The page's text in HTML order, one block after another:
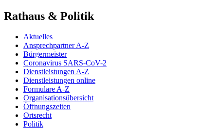
Rathaus & Politik
Aktuelles
Ansprechpartner A-Z
Bürgermeister
Coronavirus SARS-CoV-2
Dienstleistungen A-Z
Dienstleistungen online
Formulare A-Z
Organisationsübersicht
Öffnungszeiten
Ortsrecht
Politik